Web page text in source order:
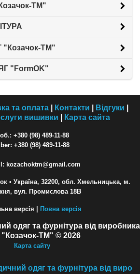
ТМ"
ТМ"
"FormOK"
та оплата| Контакти Відгуки
вишивки Карта сайта
+380 (98) 489-11-88
+380 (98) 489-11-88
kozachoktm@gmail.com
• Україна, 32200, обл. Хмельницька, м.
вул. Промислова 18В
версія | Повна версія
одяг та фурнітура від виробника
ТМ" © 2026
Карта сайту